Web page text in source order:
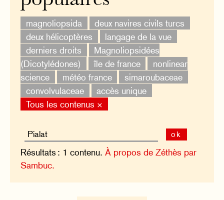
magnoliopsida
deux navires civils turcs
deux hélicoptères
langage de la vue
derniers droits
Magnoliopsidées
(Dicotylédones)
île de france
nonlinear
science
météo france
simaroubaceae
convolvulaceae
accès unique
Tous les contenus ×
ok
Résultats : 1 contenu.À propos de Zéthès par
Sambuc.